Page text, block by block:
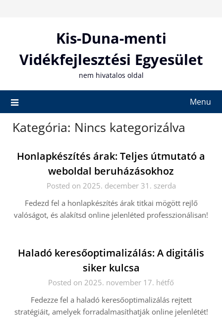
Kis-Duna-menti
Vidékfejlesztési Egyesület
nem hivatalos oldal
Menu
Kategória: Nincs kategorizálva
Honlapkészítés árak: Teljes útmutató a
weboldal beruházásokhoz
Posted on 2025. december 31. szerda
Fedezd fel a honlapkészítés árak titkai mögött rejlő
valóságot, és alakítsd online jelenléted professzionálisan!
Haladó keresőoptimalizálás: A digitális
siker kulcsa
Posted on 2025. november 17. hétfő
Fedezze fel a haladó keresőoptimalizálás rejtett
stratégiáit, amelyek forradalmasíthatják online jelenlétét!